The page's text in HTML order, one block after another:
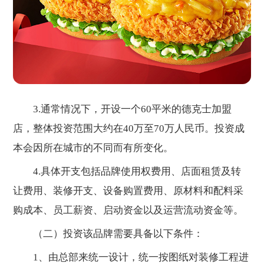
3.通常情况下，开设一个60平米的德克士加盟
店，整体投资范围大约在40万至70万人民币。投资成
本会因所在城市的不同而有所变化。
4.具体开支包括品牌使用权费用、店面租赁及转
让费用、装修开支、设备购置费用、原材料和配料采
购成本、员工薪资、启动资金以及运营流动资金等。
（二）投资该品牌需要具备以下条件：
1、由总部来统一设计，统一按图纸对装修工程进